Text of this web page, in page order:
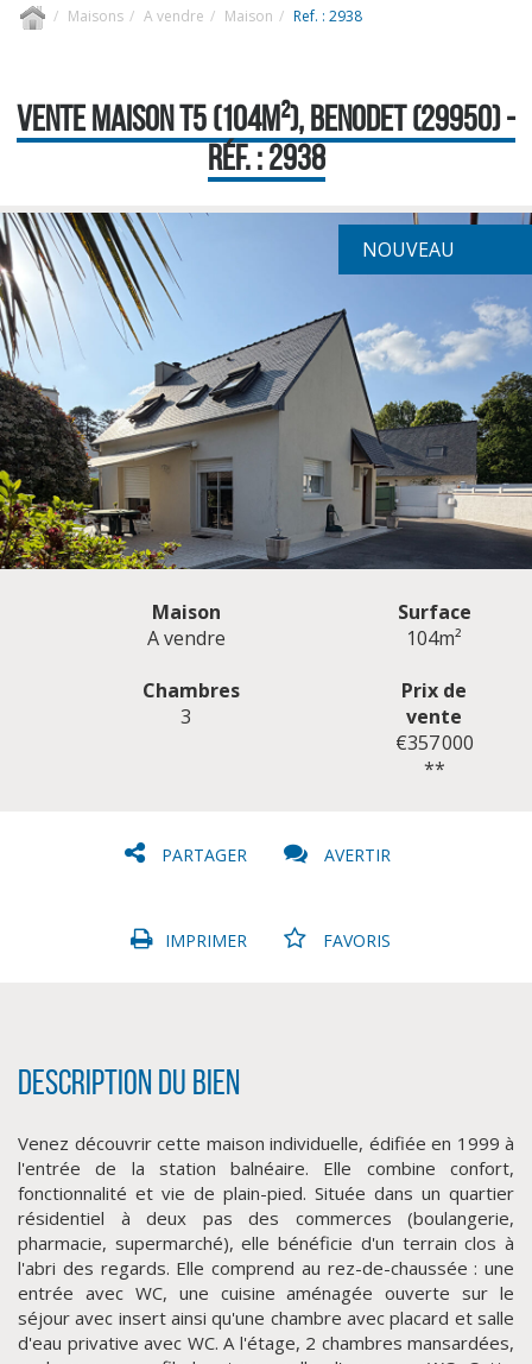
Maisons A vendre Maison Ref. : 2938
VENTE MAISON T5 (104M²), BENODET (29950) -
RÉF. : 2938
CLIQUER ICI POUR AGRANDIR
NOUVEAU
Maison
A vendre
Surface
104m²
Chambres
3
Prix de
vente
€357 000
**
PARTAGER AVERTIR
IMPRIMER FAVORIS
Description du bien
Venez découvrir cette maison individuelle, édifiée en 1999 à
l'entrée de la station balnéaire. Elle combine confort,
fonctionnalité et vie de plain-pied. Située dans un quartier
résidentiel à deux pas des commerces (boulangerie,
pharmacie, supermarché), elle bénéficie d'un terrain clos à
l'abri des regards. Elle comprend au rez-de-chaussée : une
entrée avec WC, une cuisine aménagée ouverte sur le
séjour avec insert ainsi qu'une chambre avec placard et salle
d'eau privative avec WC. A l'étage, 2 chambres mansardées,